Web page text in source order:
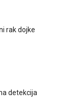
rak dojke
detekcija